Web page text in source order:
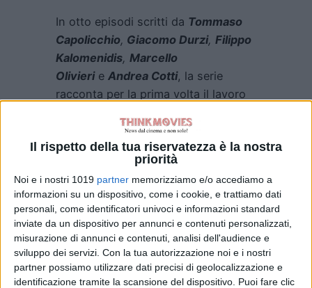
Il rispetto della tua riservatezza è la nostra
priorità
Noi e i nostri 1019 partner memorizziamo e/o accediamo a
informazioni su un dispositivo, come i cookie, e trattiamo dati
personali, come identificatori univoci e informazioni standard
inviate da un dispositivo per annunci e contenuti personalizzati,
misurazione di annunci e contenuti, analisi dell'audience e
sviluppo dei servizi. Con la tua autorizzazione noi e i nostri
partner possiamo utilizzare dati precisi di geolocalizzazione e
identificazione tramite la scansione del dispositivo. Puoi fare clic
In otto episodi scritti da Tommaso
Capolicchio, Giacomo Durzi, Filippo
Kalomenidis, Marcello
Olivieri e Andrea Cotti, la serie
racconta per la prima volta il lavoro
tralasciare gli interessi economici e
politici che possono gravitare dietro
l’ingaggio di un calciatore o il
successo di un’intera squadra.
Tommaso Capolicchio, Giacomo
Durzi, Filippo KalomenidiseMarcello
Olivierisono i creatori della serie,
realizzata a partire da un’idea
diAlessandro Rojacon la